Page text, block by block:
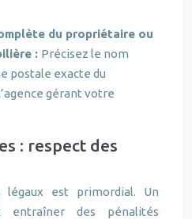
du propriétaire ou
: Précisez le nom
postale exacte du
gérant votre
: respect des
légaux est primordial. Un
entraîner des pénalités